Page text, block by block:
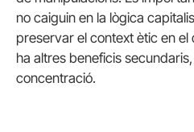
no caiguin en la lògica
preservar el context ètic en el
ha altres beneficis
concentració.